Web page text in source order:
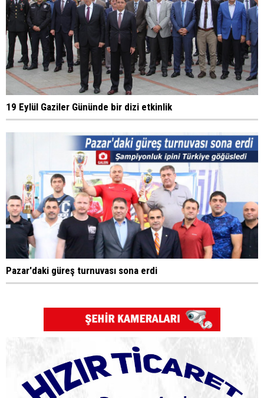
19 Eylül Gaziler Gününde bir dizi etkinlik
Pazar'daki güreş turnuvası sona erdi